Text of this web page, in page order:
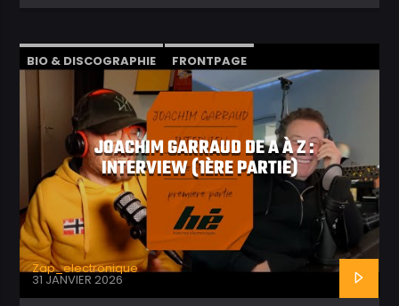
BIO & DISCOGRAPHIE
FRONTPAGE
INTERVIEW
VIDÉOS
JOACHIM GARRAUD DE A À Z :
INTERVIEW (1ÈRE PARTIE)
Zap_electronique
31 JANVIER 2026